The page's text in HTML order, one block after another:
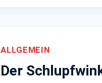
ALLGEMEIN
Der